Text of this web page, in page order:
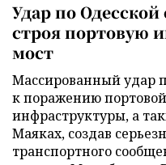
Удар по
строя портовую
мост
Массированный удар
к поражению
инфраструктуры, а
Маяках, создав
транспортного